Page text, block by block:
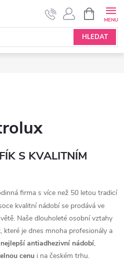
HLEDAT
NÁKUPNÍ
KOŠÍK
S KVALITNÍM
firma s více než 50 letou tradicí
kvalitní nádobí se prodává ve
Naše dlouholeté osobní vztahy
které je dnes mnoha profesionály a
nejlepší antiadhezivní nádobí,
cenu i na českém trhu.